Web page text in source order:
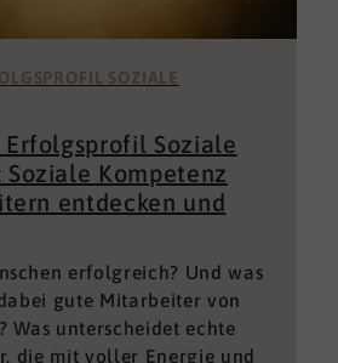
SOZIALE
Erfolgsprofil Soziale
Soziale Kompetenz
entdecken und
erfolgreich? Und was
gute Mitarbeiter von
Was unterscheidet echte
die mit voller Energie und